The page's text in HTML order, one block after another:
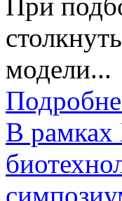
модели...
В рамках